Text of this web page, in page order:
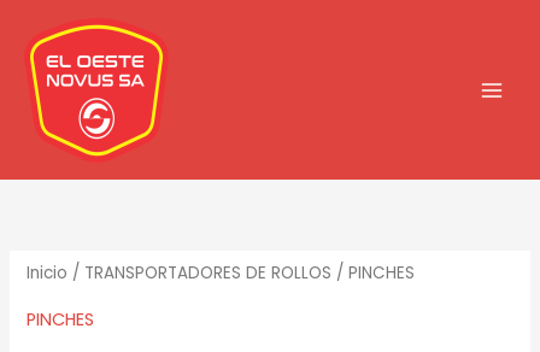
contenido
Inicio / TRANSPORTADORES DE ROLLOS / PINCHES
PINCHES